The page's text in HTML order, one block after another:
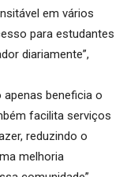
em vários
para estudantes
diariamente”,
apenas beneficia o
facilita serviços
reduzindo o
melhoria